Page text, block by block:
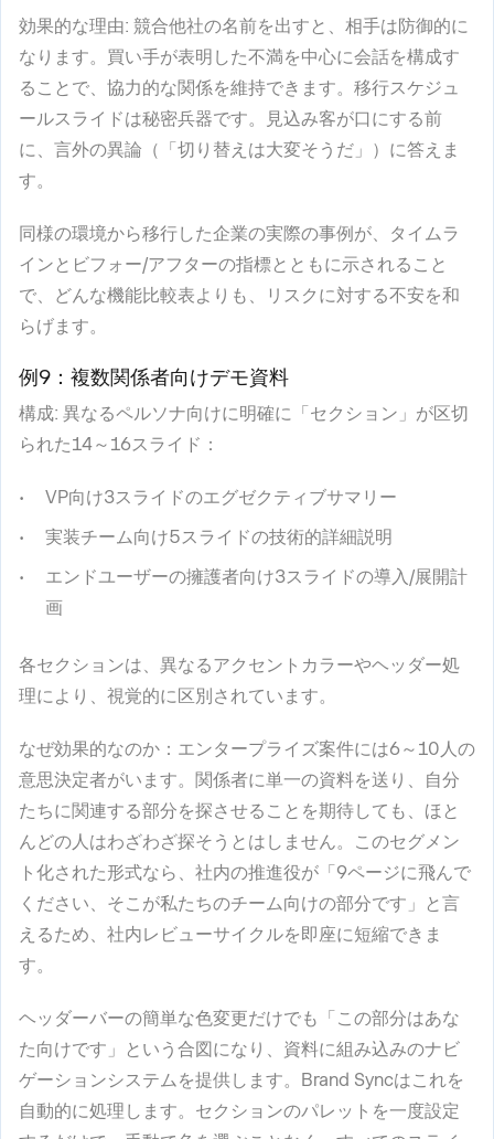
効果的な理由: 競合他社の名前を出すと、相手は防御的に
なります。買い手が表明した不満を中心に会話を構成す
ることで、協力的な関係を維持できます。移行スケジュ
ールスライドは秘密兵器です。見込み客が口にする前
に、言外の異論（「切り替えは大変そうだ」）に答えま
す。
同様の環境から移行した企業の実際の事例が、タイムラ
インとビフォー/アフターの指標とともに示されること
で、どんな機能比較表よりも、リスクに対する不安を和
らげます。
例9：複数関係者向けデモ資料
構成: 異なるペルソナ向けに明確に「セクション」が区切
られた14～16スライド：
VP向け3スライドのエグゼクティブサマリー
実装チーム向け5スライドの技術的詳細説明
エンドユーザーの擁護者向け3スライドの導入/展開計
画
各セクションは、異なるアクセントカラーやヘッダー処
理により、視覚的に区別されています。
なぜ効果的なのか ：エンタープライズ案件には6～10人の
意思決定者がいます。関係者に単一の資料を送り、自分
たちに関連する部分を探させることを期待しても、ほと
んどの人はわざわざ探そうとはしません。このセグメン
ト化された形式なら、社内の推進役が「9ページに飛んで
ください、そこが私たちのチーム向けの部分です」と言
えるため、社内レビューサイクルを即座に短縮できま
す。
ヘッダーバーの簡単な色変更だけでも「この部分はあな
た向けです」という合図になり、資料に組み込みのナビ
ゲーションシステムを提供します。Brand Syncはこれを
自動的に処理します。セクションのパレットを一度設定